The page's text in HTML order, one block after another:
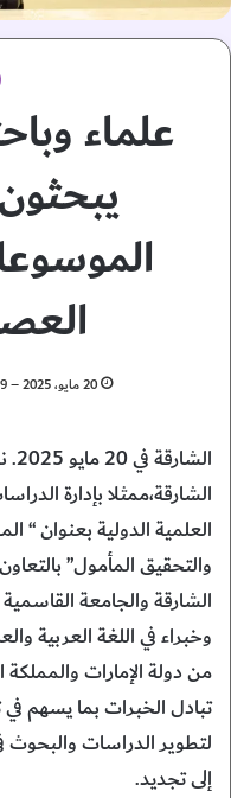
20 مايو، 2025 – 6:19 م
الشارقة،ممثلا بإدارة
العلمية الدولية بعنوان “
والتحقيق المأمول”
وخبراء في اللغة العربية
من دولة الإمارات
تبادل الخبرات بما يسهم
لتطوير الدراسات والبحوث
إلى تجديد.